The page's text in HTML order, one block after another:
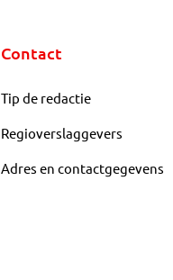
Contact
Tip de redactie
Regioverslaggevers
Adres en contactgegevens